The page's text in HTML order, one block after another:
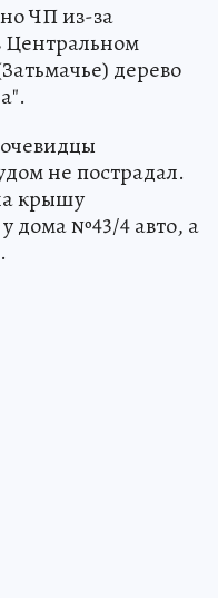
ЧП из-за
Центральном
дерево
не пострадал.
крышу
дома №43/4 авто, а